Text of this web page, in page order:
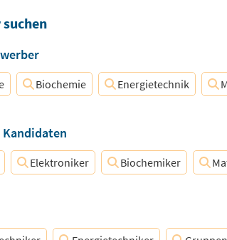
Biochemie Energietechnik
Kandidaten
Elektroniker Biochemiker